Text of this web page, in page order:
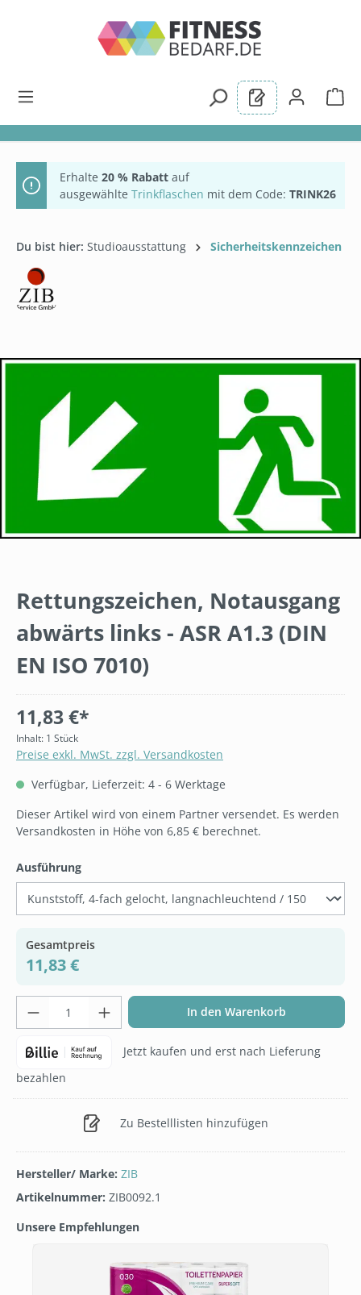
Erhalte 20 % Rabatt auf
ausgewählte Trinkflaschen mit dem Code: TRINK26
Du bist hier: Studioausstattung Sicherheitskennzeichen
Rettungszeichen, Notausgang
abwärts links - ASR A1.3 (DIN
EN ISO 7010)
11,83 €*
Inhalt: 1 Stück
Preise exkl. MwSt. zzgl. Versandkosten
Verfügbar, Lieferzeit: 4 - 6 Werktage
Dieser Artikel wird von einem Partner versendet. Es werden
Versandkosten in Höhe von 6,85 € berechnet.
Ausführungauswählen
Gesamtpreis
11,83 €
Produkt Anzahl: Gib den gewünschten
In den Warenkorb
Jetzt kaufen und erst nach Lieferung
bezahlen
Zu Bestelllisten hinzufügen
Hersteller/ Marke: ZIB
Artikelnummer: ZIB0092.1
Unsere Empfehlungen